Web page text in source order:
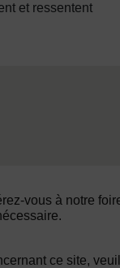
et ressentent
vous à notre
ce site,